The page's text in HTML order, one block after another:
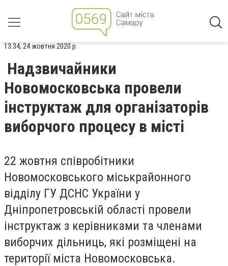
13:34, 24 жовтня 2020 р.
Надзвичайники
Новомосковська провели
інструктаж для організаторів
виборчого процесу в місті
22 жовтня співробітники
Новомосковського міськрайонного
відділу ГУ ДСНС України у
Дніпропетровській області провели
інструктаж з керівниками та членами
виборчих дільниць, які розміщені на
території міста Новомосковська.